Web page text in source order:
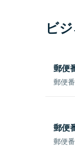
ビ
郵便
郵便
郵便
郵便